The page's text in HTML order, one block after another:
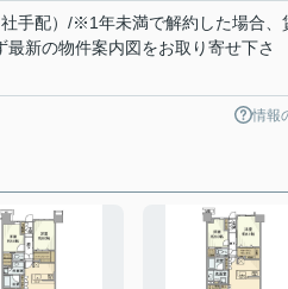
手配）/※1年未満で解約した場合、
新の物件案内図をお取り寄せ下さ
情報